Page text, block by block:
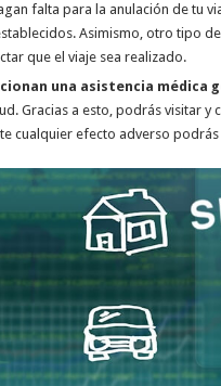
falta para la anulación de tu
Asimismo, otro tipo de
que el viaje sea realizado.
una asistencia médica
Gracias a esto, podrás visitar y
cualquier efecto adverso